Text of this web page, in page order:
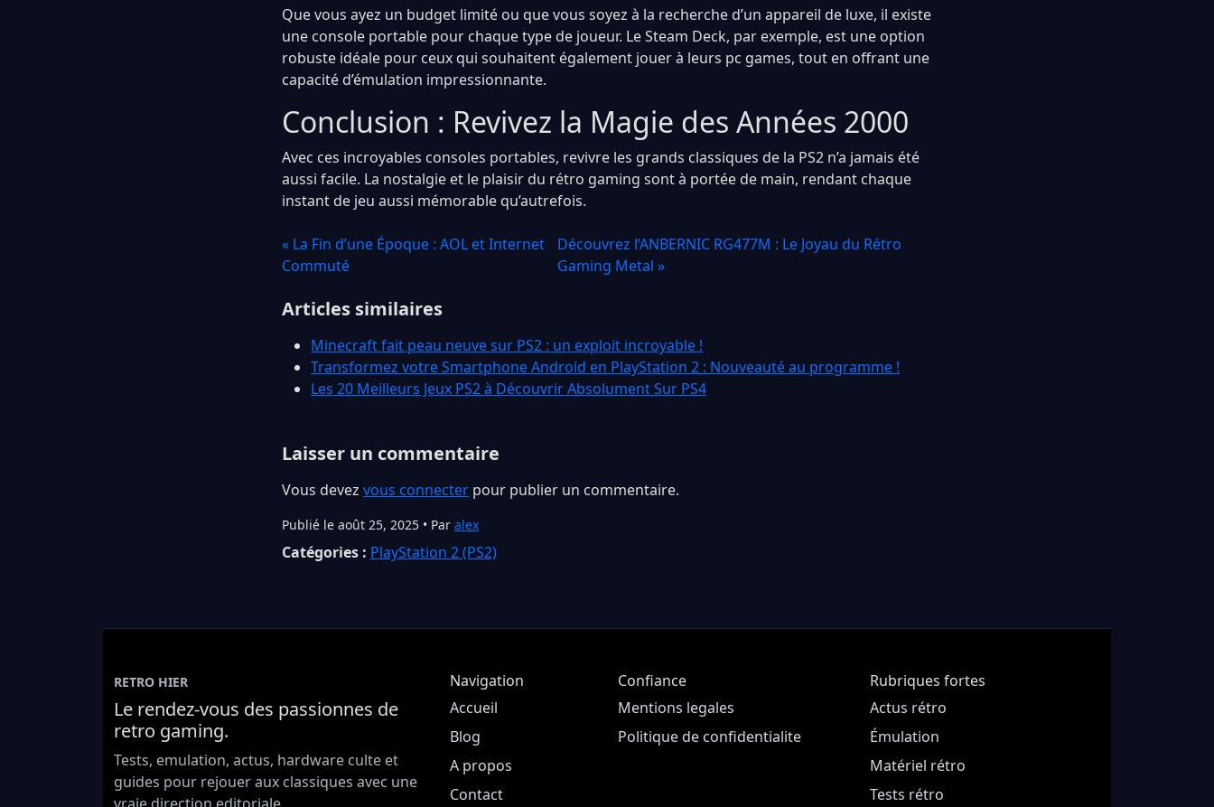
Que vous ayez un budget limité ou que vous soyez à la recherche d’un appareil de luxe, il existe
une console portable pour chaque type de joueur. Le Steam Deck, par exemple, est une option
robuste idéale pour ceux qui souhaitent également jouer à leurs pc games, tout en offrant une
capacité d’émulation impressionnante.
Conclusion : Revivez la Magie des Années 2000
Avec ces incroyables consoles portables, revivre les grands classiques de la PS2 n’a jamais été
aussi facile. La nostalgie et le plaisir du rétro gaming sont à portée de main, rendant chaque
instant de jeu aussi mémorable qu’autrefois.
« La Fin d’une Époque : AOL et Internet
Commuté
Découvrez l’ANBERNIC RG477M : Le Joyau du Rétro
Gaming Metal »
Articles similaires
Minecraft fait peau neuve sur PS2 : un exploit incroyable !
Transformez votre Smartphone Android en PlayStation 2 : Nouveauté au programme !
Les 20 Meilleurs Jeux PS2 à Découvrir Absolument Sur PS4
Laisser un commentaire
Vous devez vous connecter pour publier un commentaire.
Publié le août 25, 2025 • Par alex
Catégories : PlayStation 2 (PS2)
RETRO HIER
Le rendez-vous des passionnes de
retro gaming.
Tests, emulation, actus, hardware culte et
guides pour rejouer aux classiques avec une
Navigation
Accueil
Blog
A propos
Contact
Confiance
Mentions legales
Politique de confidentialite
Rubriques fortes
Actus rétro
Émulation
Matériel rétro
Tests rétro